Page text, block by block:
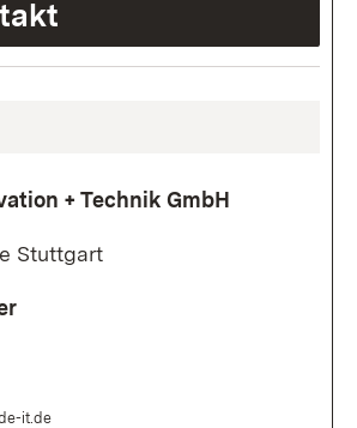
+ Technik GmbH
Stuttgart
it.de